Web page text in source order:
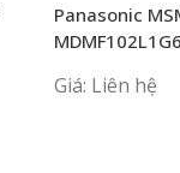
Panasonic
Giá: Liên hệ